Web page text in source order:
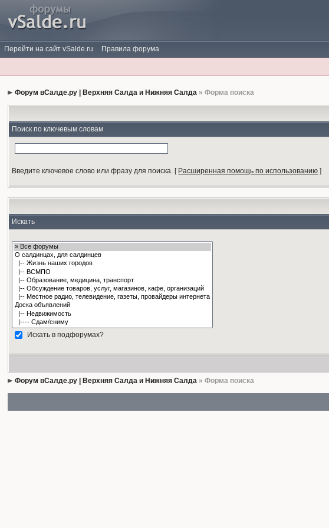
Перейти на сайт vSalde.ru Правила форума
Форум вСалде.ру | Верхняя Салда и Нижняя Салда » Форма поиска
Поиск по ключевым словам
Введите ключевое слово или фразу для поиска. [ Расширенная помощь по использованию ]
Искать
Искать в подфорумах?
Форум вСалде.ру | Верхняя Салда и Нижняя Салда » Форма поиска